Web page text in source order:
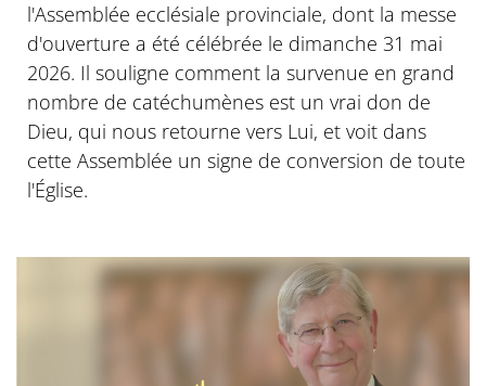
l'Assemblée ecclésiale provinciale, dont la messe
d'ouverture a été célébrée le dimanche 31 mai
2026. Il souligne comment la survenue en grand
nombre de catéchumènes est un vrai don de
Dieu, qui nous retourne vers Lui, et voit dans
cette Assemblée un signe de conversion de toute
l'Église.